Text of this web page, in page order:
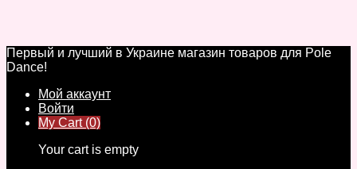
Первый и лучший в Украине магазин товаров для Pole
Dance!
Мой аккаунт
Войти
My Cart (0)
Your cart is empty